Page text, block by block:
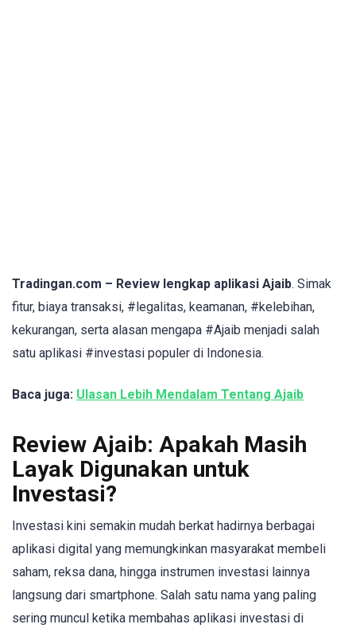
Tradingan.com – Review lengkap aplikasi Ajaib. Simak
fitur, biaya transaksi, #legalitas, keamanan, #kelebihan,
kekurangan, serta alasan mengapa #Ajaib menjadi salah
satu aplikasi #investasi populer di Indonesia.
Baca juga: Ulasan Lebih Mendalam Tentang Ajaib
Review Ajaib: Apakah Masih
Layak Digunakan untuk
Investasi?
Investasi kini semakin mudah berkat hadirnya berbagai
aplikasi digital yang memungkinkan masyarakat membeli
saham, reksa dana, hingga instrumen investasi lainnya
langsung dari smartphone. Salah satu nama yang paling
sering muncul ketika membahas aplikasi investasi di